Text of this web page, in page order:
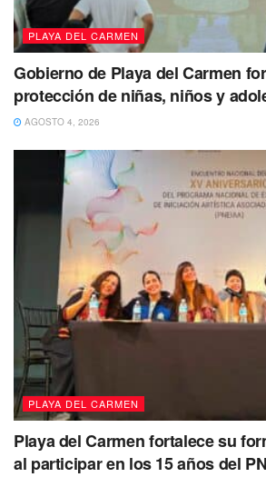
PLAYA DEL CARMEN
Gobierno de Playa del Carmen
protección de niñas, niños y
AGOSTO 4, 2026
PLAYA DEL CARMEN
Playa del Carmen fortalece su
al participar en los 15 años del